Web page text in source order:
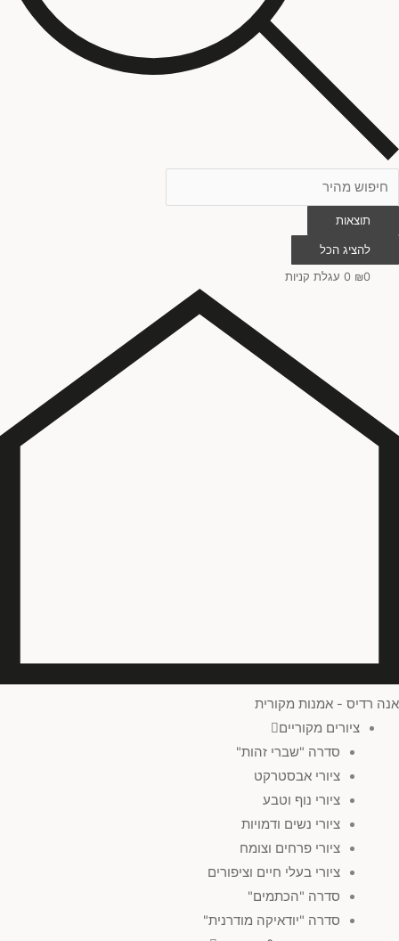
תוצאות
להציג הכל
₪0
0 עגלת קניות
אנה רדיס - אמנות מקורית
ציורים מקוריים
סדרה "שברי זהות"
ציורי אבסטרקט
ציורי נוף וטבע
ציורי נשים ודמויות
ציורי פרחים וצומח
ציורי בעלי חיים וציפורים
סדרה "הכתמים"
סדרה "יודאיקה מודרנית"